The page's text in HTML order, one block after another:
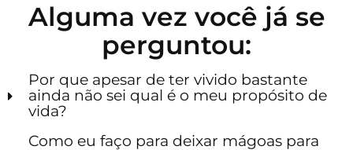
Alguma vez você já se
perguntou:
Por que apesar de ter vivido bastante
ainda não sei qual é o meu propósito de
vida?
Como eu faço para deixar mágoas para